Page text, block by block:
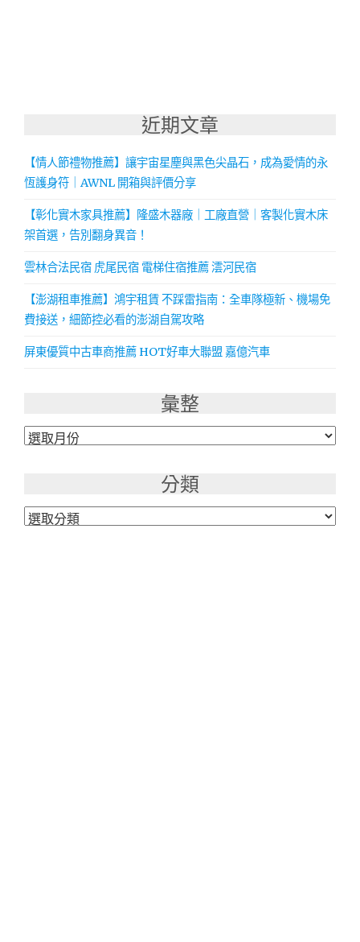
近期文章
【情人節禮物推薦】讓宇宙星塵與黑色尖晶石，成為愛情的永
恆護身符｜AWNL 開箱與評價分享
【彰化實木家具推薦】隆盛木器廠｜工廠直營｜客製化實木床
架首選，告別翻身異音！
雲林合法民宿 虎尾民宿 電梯住宿推薦 澐河民宿
【澎湖租車推薦】鴻宇租賃 不踩雷指南：全車隊極新、機場免
費接送，細節控必看的澎湖自駕攻略
屏東優質中古車商推薦 HOT好車大聯盟 嘉億汽車
彙整
彙
分類
分